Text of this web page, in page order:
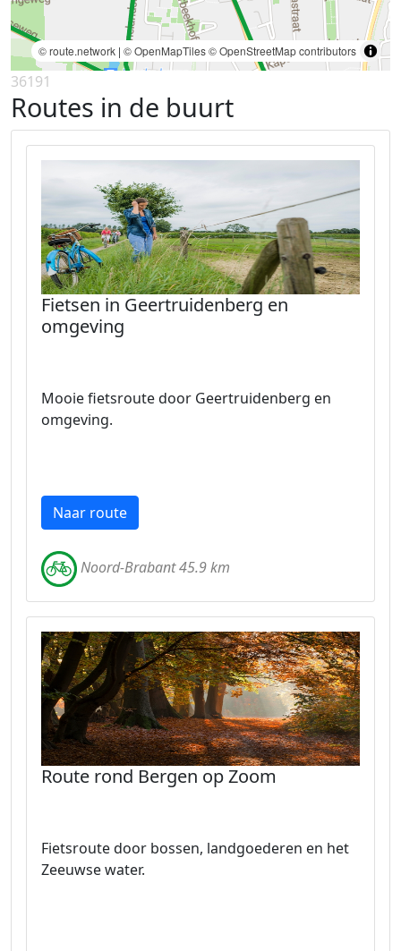
© route.network | © OpenMapTiles© OpenStreetMap contributors
36191
Routes in de buurt
Fietsen in Geertruidenberg en
omgeving
Mooie fietsroute door Geertruidenberg en
omgeving.
Naar route
Noord-Brabant 45.9 km
Route rond Bergen op Zoom
Fietsroute door bossen, landgoederen en het
Zeeuwse water.